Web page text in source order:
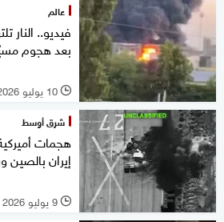
عالم
فيديو..
بعد هجوم
l 10 يوليو 2026
شرق أوسط
هجمات
إيران بالصين
l 9 يوليو 2026